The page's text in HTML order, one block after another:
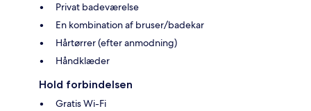
Privat badeværelse
En kombination af bruser/badekar
Hårtørrer (efter anmodning)
Håndklæder
Hold forbindelsen
Gratis Wi-Fi